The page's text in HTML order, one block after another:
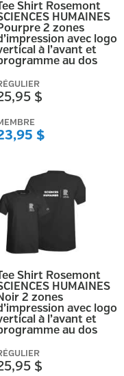
Shirt Rosemont
HUMAINES
2 zones
avec logo
à l’avant et
au dos
$
$
Shirt Rosemont
HUMAINES
2 zones
avec logo
à l’avant et
au dos
$